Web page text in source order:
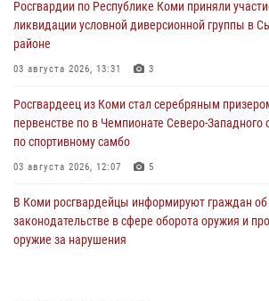
Росгвардии по Республике Коми приняли
ликвидации условной диверсионной группы в
районе
03 августа 2026, 13:31 3
Росгвардеец из Коми стал серебряным
первенстве по в Чемпионате Северо-Западного
по спортивному самбо
03 августа 2026, 12:07 5
В Коми росгвардейцы информируют граждан об
законодательстве в сфере оборота оружия и
оружие за нарушения